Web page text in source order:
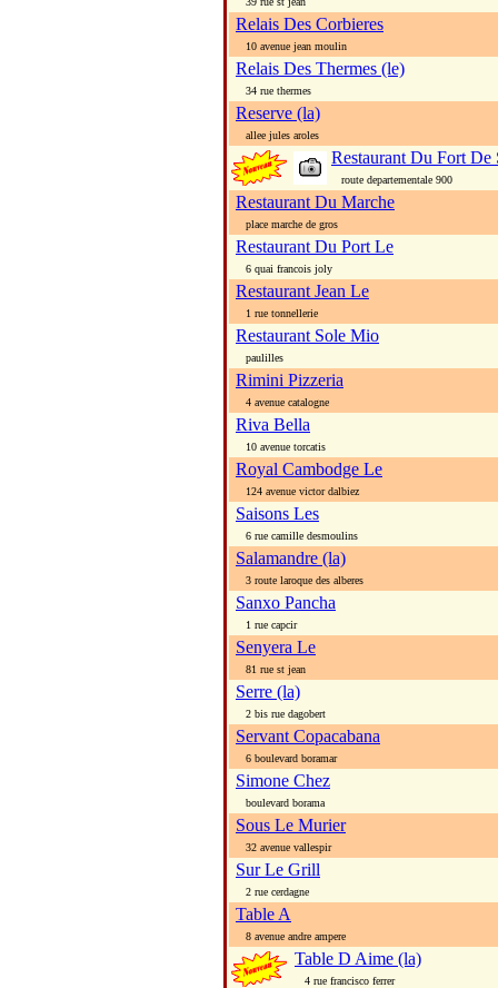
Relais Des Corbieres
10 avenue jean moulin
Relais Des Thermes (le)
34 rue thermes
Reserve (la)
allee jules aroles
Restaurant Du Fort De
route departementale 900
Restaurant Du Marche
place marche de gros
Restaurant Du Port Le
6 quai francois joly
Restaurant Jean Le
1 rue tonnellerie
Restaurant Sole Mio
paulilles
Rimini Pizzeria
4 avenue catalogne
Riva Bella
10 avenue torcatis
Royal Cambodge Le
124 avenue victor dalbiez
Saisons Les
6 rue camille desmoulins
Salamandre (la)
3 route laroque des alberes
Sanxo Pancha
1 rue capcir
Senyera Le
81 rue st jean
Serre (la)
2 bis rue dagobert
Servant Copacabana
6 boulevard boramar
Simone Chez
boulevard borama
Sous Le Murier
32 avenue vallespir
Sur Le Grill
2 rue cerdagne
Table A
8 avenue andre ampere
Table D Aime (la)
4 rue francisco ferrer